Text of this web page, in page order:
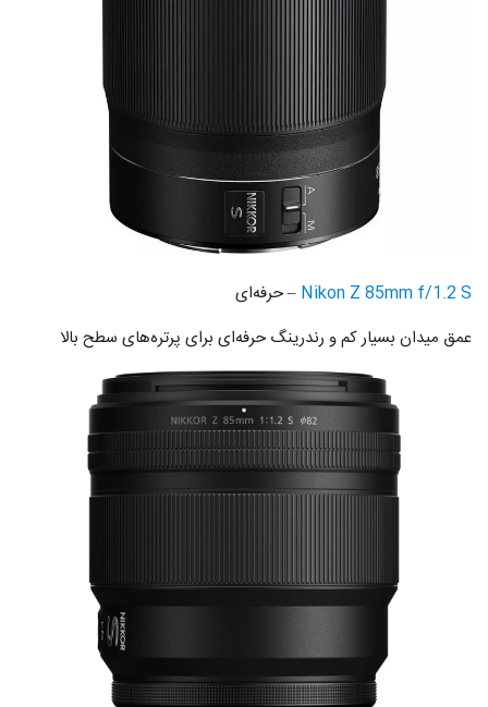
Nikon Z 85mm f/1.2 S – حرفه‌ای
عمق میدان بسیار کم و رندرینگ حرفه‌ای برای پرتره‌های سطح بالا